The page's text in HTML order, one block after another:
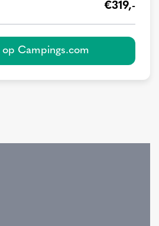
€319,-
op Campings.com